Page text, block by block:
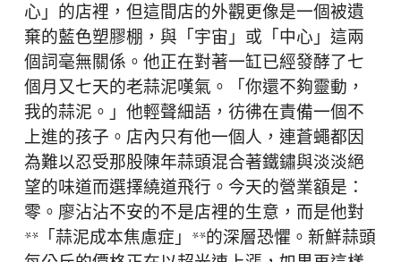
心」的店裡，但這間店的外觀更像是一個被遺
棄的藍色塑膠棚，與「宇宙」或「中心」這兩
個詞毫無關係。他正在對著一缸已經發酵了七
個月又七天的老蒜泥嘆氣。「你還不夠靈動，
我的蒜泥。」他輕聲細語，彷彿在責備一個不
上進的孩子。店內只有他一個人，連蒼蠅都因
為難以忍受那股陳年蒜頭混合著鐵鏽與淡淡絕
望的味道而選擇繞道飛行。今天的營業額是：
零。廖沾沾不安的不是店裡的生意，而是他對
**「蒜泥成本焦慮症」**的深層恐懼。新鮮蒜頭